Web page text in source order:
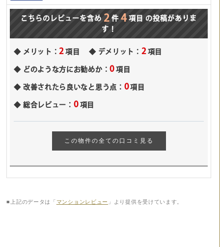
こちらのレビューを含め 2 件 4 項目
の投稿がありま
す！
メリット：2 項目 デメリット： 2 項目
どのような方にお勧めか：0 項目
改善されたら良いなと思う点： 0項目
総合レビュー： 0 項目
この物件の全ての口コミ見る
■上記のデータは「 マンションレビュー 」より提供を受けています。